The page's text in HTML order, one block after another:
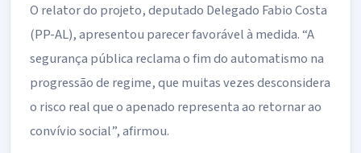
O relator do projeto, deputado Delegado Fabio Costa
(PP-AL), apresentou parecer favorável à medida. “A
segurança pública reclama o fim do automatismo na
progressão de regime, que muitas vezes desconsidera
o risco real que o apenado representa ao retornar ao
convívio social”, afirmou.